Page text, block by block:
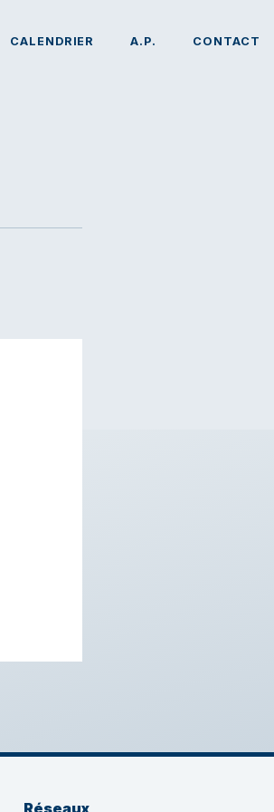
CALENDRIER A.P. CONTACT
Réseaux